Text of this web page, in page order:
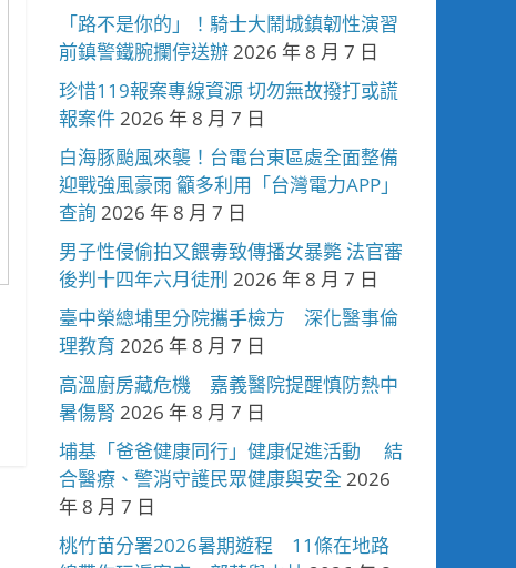
「路不是你的」！騎士大鬧城鎮韌性演習
前鎮警鐵腕攔停送辦2026 年 8 月 7 日
珍惜119報案專線資源 切勿無故撥打或謊
報案件2026 年 8 月 7 日
白海豚颱風來襲！台電台東區處全面整備
迎戰強風豪雨 籲多利用「台灣電力APP」
查詢 2026 年 8 月 7 日
男子性侵偷拍又餵毒致傳播女暴斃 法官審
後判十四年六月徒刑 2026 年 8 月 7 日
臺中榮總埔里分院攜手檢方 深化醫事倫
理教育 2026 年 8 月 7 日
高溫廚房藏危機 嘉義醫院提醒慎防熱中
暑傷腎 2026 年 8 月 7 日
埔基「爸爸健康同行」健康促進活動 結
合醫療、警消守護民眾健康與安全 2026
年 8 月 7 日
桃竹苗分署2026暑期遊程 11條在地路